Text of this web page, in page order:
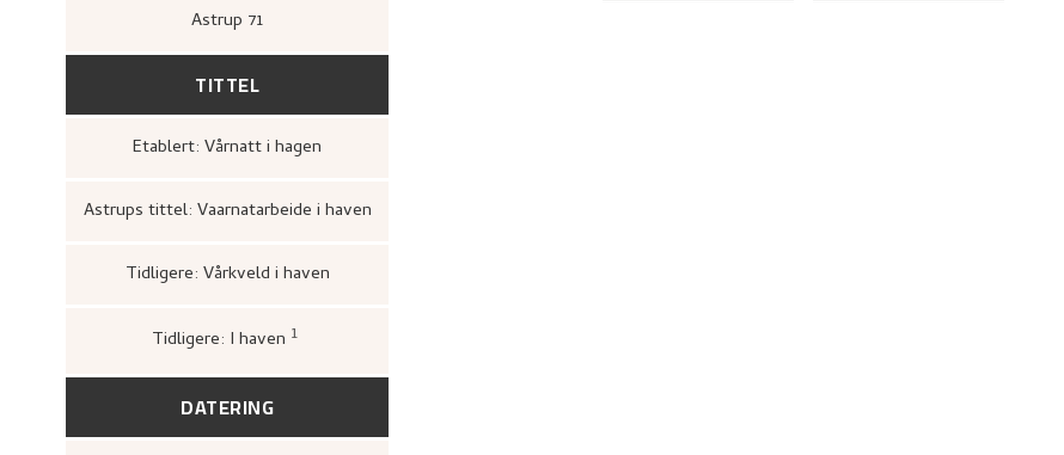
Astrup 71
TITTEL
Etablert: Vårnatt i hagen
Astrups tittel: Vaarnatarbeide i haven
Tidligere: Vårkveld i haven
Tidligere: I haven 1
[upag].
DATERING